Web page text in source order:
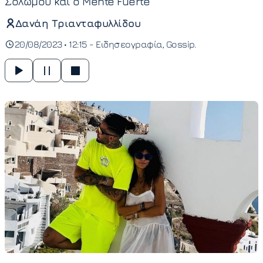
Δανάη Τριανταφυλλίδου
20/08/2023 • 12:15 - Ειδησεογραφία Gossip